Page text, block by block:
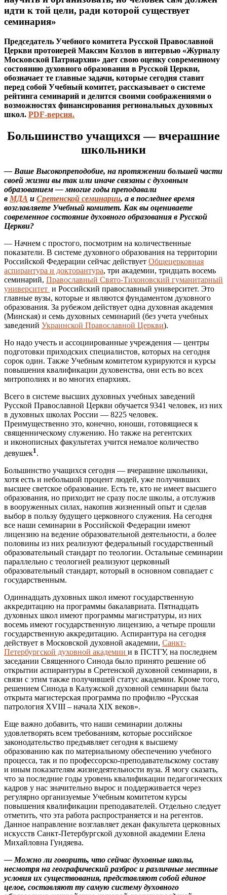
идти к той цели, ради которой существует
семинария»
Председатель Учебного комитета Русской Православной
Церкви протоиерей Максим Козлов в интервью «Журналу
Московской Патриархии» дает свою оценку современному
состоянию духовного образования в Русской Церкви,
обозначает те главные задачи, которые сегодня ставит
перед собой Учебный комитет, рассказывает о системе
рейтинга семинарий и делится своими соображениями о
возможностях финансирования региональных духовных
школ. PDF-версия.
Большинство учащихся — вчерашние
школьники
— Ваше Высокопреподобие, на протяжении большей части
своей жизни вы так или иначе связаны с духовным
образованием — многие годы преподавали
в МДА и Сретенской семинарии, а в последнее время
возглавляете Учебный комитет. Как вы оцениваете
современное состояние духовного образования в Русской
Церкви?
— Начнем с простого, посмотрим на количественные
показатели. В системе духовного образо­вания на территории
Российской Федерации сейчас действует Общецерковная
аспирантура и докторантура, три академии, тридцать восемь
семинарий, Православный Свято-Тихоновский гуманитарный
университет и Российский православный университет. Это
главные вузы, которые и являются фундаментом духовного
образования. За рубежом действует одна духовная академия
(Минская) и семь духовных семинарий (без учета учебных
заведений Украинской Православной Церкви).
Но надо учесть и ассоциированные учреждения — центры
подготовки приходских специалистов, которых на сегодня
сорок один. Также Учебным комитетом курируются и курсы
повышения квалификации духовенства, они есть во всех
митрополиях и во многих епархиях.
Всего в системе высших духовных учебных заведений
Русской Православной Церкви ­обучается 9341 человек, из них
в духовных школах России — 8225 человек.
Преимущественно это, конечно, юноши, готовящиеся к
священническому служению. Но также на регентских
и иконописных факультетах учится немалое количество
девушек1 .
Большинство учащихся сегодня — вчерашние школьники,
хотя есть и небольшой процент людей, уже получивших
высшее светское образование. Есть те, кто не имеет высшего
образования, но приходит не сразу после школы, а отслужив
в вооруженных силах, накопив жизненный опыт и сделав
выбор в пользу будущего церковного служения. На сегодня
все наши семинарии в Российской Федерации имеют
лицензию на ведение образовательной деятельности, а более
половины из них реализуют федеральный государственный
образовательный стандарт по теологии. Остальные семинарии
параллельно с теологией реализуют церковный
образовательный стандарт, который в основном совпадает с
государственным.
Одиннадцать духовных школ имеют государственную
аккредитацию на программы бакалавриата. Пятнадцать
духовных школ имеют программы магистратуры, из них
восемь имеют государственную лицензию, а четыре прошли
государственную аккредитацию. Аспирантура на сегодня
действует в Московской духовной академии, Санкт-
Петербургской духовной академии и в ПСТГУ, на последнем
заседании Священного Синода было принято решение об
открытии аспирантуры в Сретенской духовной семинарии, в
связи с этим также получившей статус академии. Кроме того,
решением Синода в Калужской духовной семинарии была
открыта магистерская программа по профилю «Русская
патрология XVIII – начала XIX веков».
Еще важно добавить, что наши семинарии должны
удовлетворять всем требованиям, которые российское
законодательство предъявляет сегодня к высшему
образованию как по материальному обеспечению учебного
процесса, так и по профессорско-преподавательскому составу
и иным показателям жизнедеятельности вуза. Я могу сказать,
что за последние годы уровень квалификации педагогических
кадров у нас значительно вырос и поддерживается через
регулярно организуемые Учебным комитетом курсы
повышения квалификации преподавателей. Отдельно следует
отметить, что эта работа распространяется и на регентов.
Данное направление возглавляет декан факультета церковных
искусств Санкт-Петербургской духовной академии Елена
Михайловна Гундяева.
— Можно ли говорить, что сейчас духовные школы,
несмотря на географический разброс и различные местные
условия их существования, представляют собой единое
целое, составляют ту самую систему духовного